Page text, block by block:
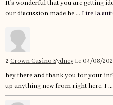
It's wonderful that you are getting
our discussion made he ... Lire la
2 Crown Casino Sydney Le 04/08/
hey there and thank you for your
up anything new from right here. I ...